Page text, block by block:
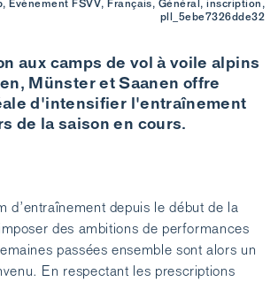
Évènement FSVV, Français, Général, inscription,
pll_5ebe7326dde32
aux camps de vol à voile alpins
Münster et Saanen offre
d'intensifier l'entraînement
de la saison en cours.
d’entraînement depuis le début de la
des ambitions de performances
passées ensemble sont alors un
En respectant les prescriptions